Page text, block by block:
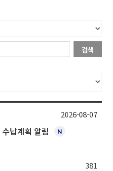
검색
납계획 알림
381
2026-08-07